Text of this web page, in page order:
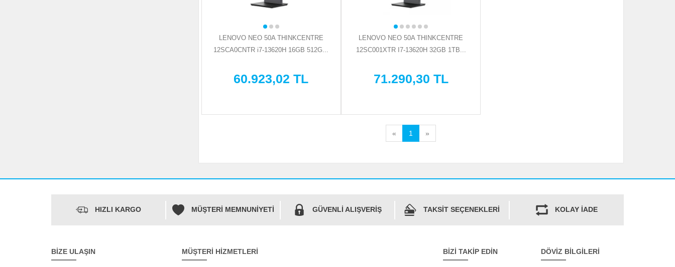
LENOVO NEO 50A THINKCENTRE
12SCA0CNTR i7-13620H 16GB 512G...
60.923,02 TL
LENOVO NEO 50A THINKCENTRE
12SC001XTR I7-13620H 32GB 1TB...
71.290,30 TL
« 1 »
HIZLI KARGO MÜŞTERİ MEMNUNİYETİ GÜVENLİ ALIŞVERİŞ TAKSİT SEÇENEKLERİ KOLAY İADE
BİZE ULAŞIN MÜŞTERİ HİZMETLERİ BİZİ TAKİP EDİN DÖVİZ BİLGİLERİ